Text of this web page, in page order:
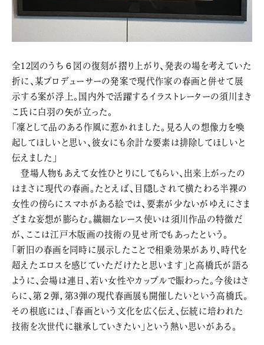
全12図のうち６図の復刻が摺り上がり、発表の場を考えていた
折に、某プロデューサーの発案で現代作家の春画と併せて展
示する案が浮上。国内外で活躍するイラストレーターの須川まき
こ氏に白羽の矢が立った。
「凜として品のある作風に惹かれました。見る人の想像力を喚
起してほしいと思い、彼女にも余計な要素は排除してほしいと
伝えました」
登場人物もあえて女性ひとりにしてもらい、出来上がったの
はまさに現代の春画。たとえば、目隠しされて横たわる半裸の
女性の傍らにスマホがある絵では、要素が少ないがゆえにさま
ざまな妄想が膨らむ。繊細なレース使いは須川作品の特徴だ
が、ここは江戸木版画の技術の見せ所でもあったという。
「新旧の春画を同時に展示したことで相乗効果があり、時代を
超えたエロスを感じていただけたと思います」と高橋氏が語る
ように、会場は連日、若い女性やカップルで賑わった。今後はさ
らに、第２弾，第3弾の現代春画展も開催したいという高橋氏。
その根底には、「春画という文化を広く伝え、伝統に培われた
技術を次世代に継承していきたい」という熱い思いがある。